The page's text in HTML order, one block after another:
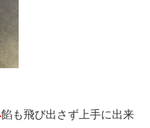
餡も飛び出さず上手に出来